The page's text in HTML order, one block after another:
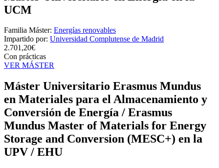
UCM
Familia Máster: Energías renovables
Impartido por: Universidad Complutense de Madrid
2.701,20€
Con prácticas
VER MÁSTER
Máster Universitario Erasmus Mundus
en Materiales para el Almacenamiento y
Conversión de Energía / Erasmus
Mundus Master of Materials for Energy
Storage and Conversion (MESC+) en la
UPV / EHU